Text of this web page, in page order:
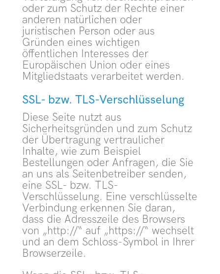
oder zum Schutz der Rechte einer
anderen natürlichen oder
juristischen Person oder aus
Gründen eines wichtigen
öffentlichen Interesses der
Europäischen Union oder eines
Mitgliedstaats verarbeitet werden.
SSL- bzw. TLS-Verschlüsselung
Diese Seite nutzt aus
Sicherheitsgründen und zum Schutz
der Übertragung vertraulicher
Inhalte, wie zum Beispiel
Bestellungen oder Anfragen, die Sie
an uns als Seitenbetreiber senden,
eine SSL- bzw. TLS-
Verschlüsselung. Eine verschlüsselte
Verbindung erkennen Sie daran,
dass die Adresszeile des Browsers
von „http://“ auf „https://“ wechselt
und an dem Schloss-Symbol in Ihrer
Browserzeile.